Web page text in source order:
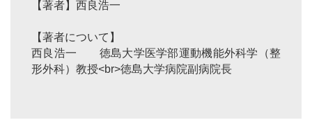
【著者】西良浩一
【著者について】
西良浩一 徳島大学医学部運動機能外科学（整
形外科）教授<br>徳島大学病院副病院長